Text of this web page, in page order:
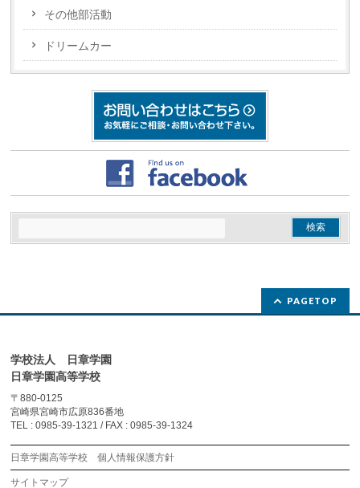
その他部活動
ドリームカー
PAGETOP
学校法人 日章学園
日章学園高等学校
〒880-0125
宮崎県宮崎市広原836番地
TEL : 0985-39-1321 / FAX : 0985-39-1324
日章学園高等学校 個人情報保護方針
サイトマップ